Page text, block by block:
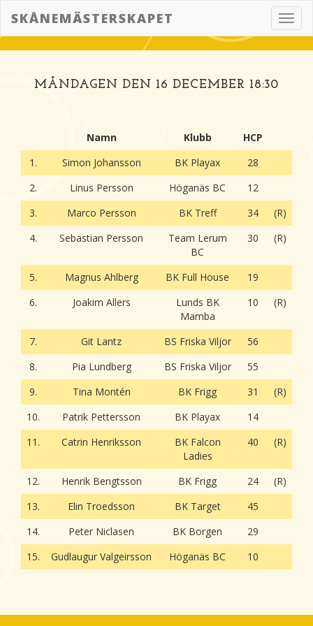
SKÅNEMÄSTERSKAPET
MÅNDAGEN DEN 16 DECEMBER 18:30
Namn Klubb
HCP
1.
Simon Johansson BK Playax
28
2.
Linus Persson Höganäs BC
12
3.
Marco Persson BK Treff 34
(R)
4.
Sebastian Persson
Team Lerum
BC
30 (R)
5. Magnus Ahlberg BK Full House
19
6.
Joakim Allers
Lunds BK
Mamba
10 (R)
7. Git Lantz BS Friska Viljor
56
8.
Pia Lundberg BS Friska Viljor
55
9.
Tina Montén BK Frigg 31
(R)
10.
Patrik Pettersson BK Playax
14
11.
Catrin Henriksson
BK Falcon
Ladies
40 (R)
12. Henrik Bengtsson BK Frigg 24
(R)
13.
Elin Troedsson BK Target
45
14.
Peter Niclasen BK Borgen
29
15.
Gudlaugur Valgeirsson Höganäs BC 10